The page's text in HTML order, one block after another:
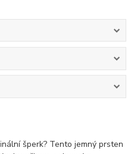
šperk? Tento jemný prsten